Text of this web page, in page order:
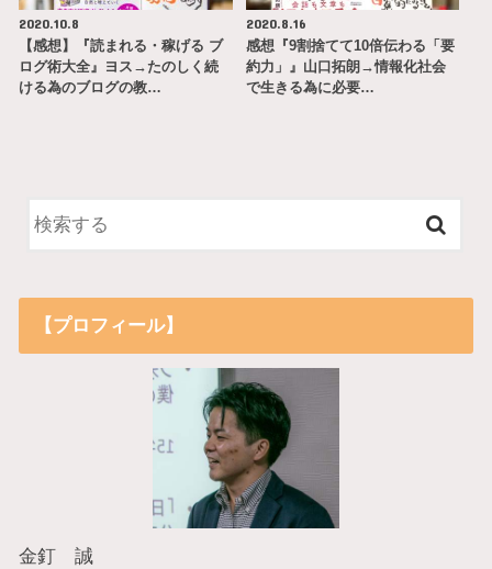
2020.10.8
【感想】『読まれる・稼げる ブ
ログ術大全』ヨス→たのしく続
ける為のブログの教…
2020.8.16
感想『9割捨てて10倍伝わる「要
約力」』山口拓朗→情報化社会
で生きる為に必要…
【プロフィール】
金釘 誠